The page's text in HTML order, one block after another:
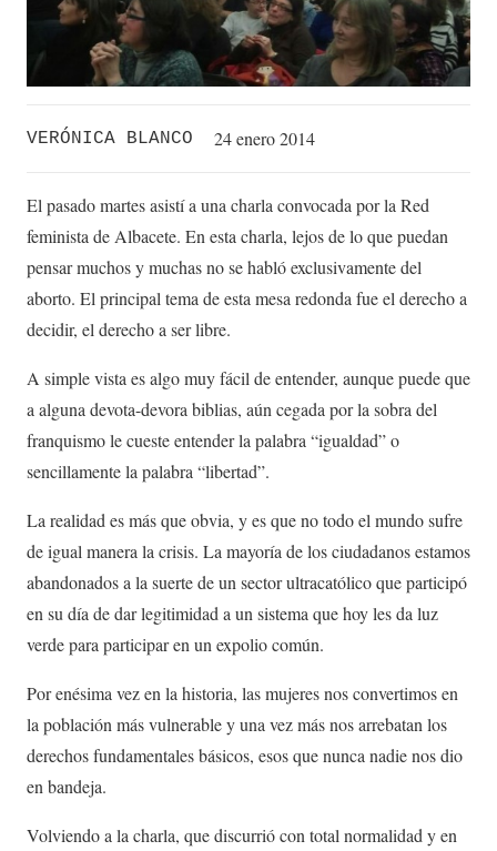
VERÓNICA BLANCO 24 enero 2014
El pasado martes asistí a una charla convocada por la Red
feminista de Albacete. En esta charla, lejos de lo que puedan
pensar muchos y muchas no se habló exclusivamente del
aborto. El principal tema de esta mesa redonda fue el derecho a
decidir, el derecho a ser libre.
A simple vista es algo muy fácil de entender, aunque puede que
a alguna devota-devora biblias, aún cegada por la sobra del
franquismo le cueste entender la palabra “igualdad” o
sencillamente la palabra “libertad”.
La realidad es más que obvia, y es que no todo el mundo sufre
de igual manera la crisis. La mayoría de los ciudadanos estamos
abandonados a la suerte de un sector ultracatólico que participó
en su día de dar legitimidad a un sistema que hoy les da luz
verde para participar en un expolio común.
Por enésima vez en la historia, las mujeres nos convertimos en
la población más vulnerable y una vez más nos arrebatan los
derechos fundamentales básicos, esos que nunca nadie nos dio
en bandeja.
Volviendo a la charla, que discurrió con total normalidad y en